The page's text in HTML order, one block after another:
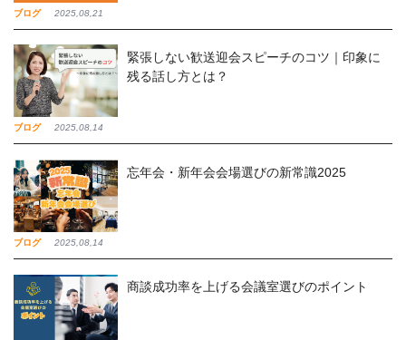
ブログ 2025,08,21
ブログ 2025,08,14
緊張しない歓送迎会スピーチのコツ｜印象に
残る話し方とは？
ブログ 2025,08,14
忘年会・新年会会場選びの新常識2025
商談成功率を上げる会議室選びのポイント